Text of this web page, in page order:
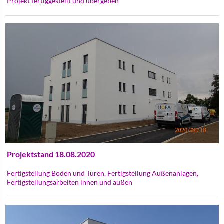
Projektstand 18.08.2020
Fertigstellung Böden und Türen, Fertigstellung Außenanlagen,
Fertigstellungsarbeiten innen und außen